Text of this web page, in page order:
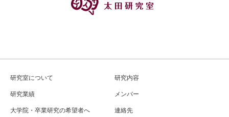
研究室について
研究内容
研究業績
メンバー
大学院・卒業研究の希望者へ
連絡先